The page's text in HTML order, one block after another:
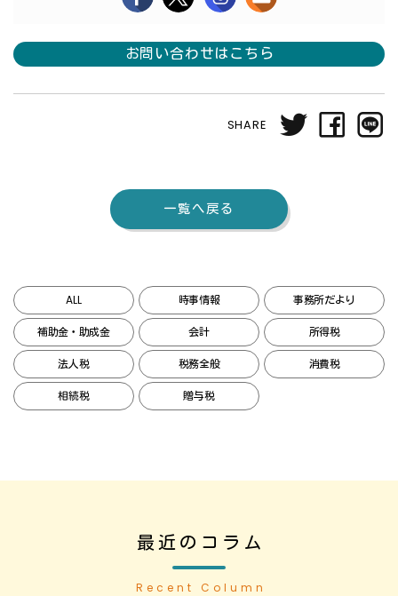
お問い合わせはこちら
SHARE
一覧へ戻る
ALL 時事情報 事務所だより
補助金・助成金 会計 所得税
法人税 税務全般 消費税
相続税 贈与税
最近のコラム
Recent Column